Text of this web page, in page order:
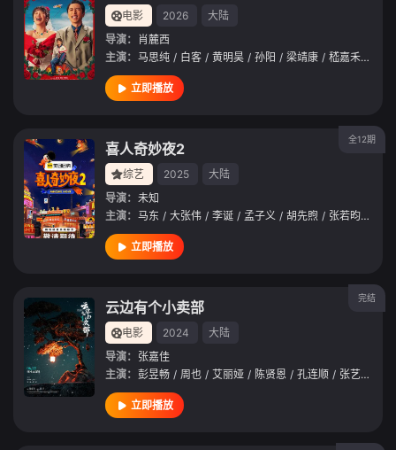
电影 2026
大陆
导演：
肖麓西
主演： 马思纯 / 白客 / 黄明昊 / 孙阳 / 梁靖康 / 嵇嘉禾 /
立即播放
全12期
喜人奇妙夜2
综艺 2025
大陆
导演： 未知
主演： 马东 / 大张伟 / 李诞 / 孟子义 / 胡先煦 / 张若昀 /
立即播放
完结
云边有个小卖部
电影 2024
大陆
导演： 张嘉佳
主演： 彭昱畅 / 周也 / 艾丽娅 / 陈贤恩 / 孔连顺 / 张艺凡
立即播放